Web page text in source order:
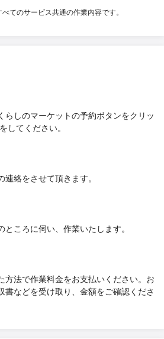
てのサービス共通の作業内容です。
らしのマーケットの予約ボタンをクリッ
してください。
絡をさせて頂きます。
ころに伺い、作業いたします。
方法で作業料金をお支払いください。お
書などを受け取り、金額をご確認くださ